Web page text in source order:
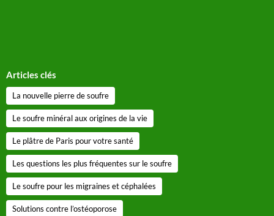
Articles clés
La nouvelle pierre de soufre
Le soufre minéral aux origines de la vie
Le plâtre de Paris pour votre santé
Les questions les plus fréquentes sur le soufre
Le soufre pour les migraines et céphalées
Solutions contre l’ostéoporose